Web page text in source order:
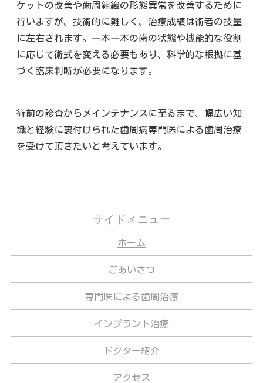
ケットの改善や歯周組織の形態異常を改善するために
行いますが、技術的に難しく、治療成績は術者の技量
に左右されます。一本一本の歯の状態や機能的な役割
に応じて術式を変える必要もあり、科学的な根拠に基
づく臨床判断が必要になります。
術前の診査からメインテナンスに至るまで、幅広い知
識と経験に裏付けられた歯周病専門医による歯周治療
を受けて頂きたいと考えています。
サイドメニュー
ホーム
ごあいさつ
専門医による歯周治療
インプラント治療
ドクター紹介
アクセス